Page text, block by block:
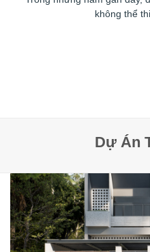
không thể
Dự Án